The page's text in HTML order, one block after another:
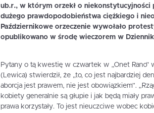
ub.r., w którym orzekł o
dużego prawdopodobieństwa ciężkiego i
Październikowe orzeczenie wywołało
opublikowano w środę wieczorem w
Pytany o tą kwestię w czwartek w „Onet Rano”
(Lewica) stwierdził, że „to, co jest najbardziej
aborcja jest prawem, nie jest obowiązkiem”.
kobiety generalnie są głupie i jak będą miały
prawa korzystały. To jest nieuczciwe wobec